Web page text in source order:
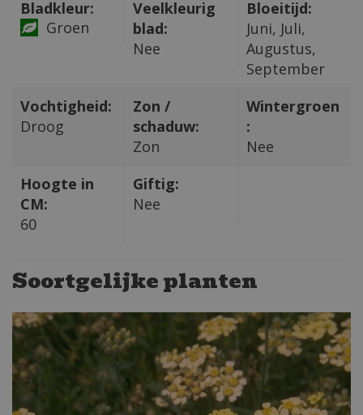
Bladkleur:
Groen
Veelkleurig
blad:
Nee
Bloeitijd:
Juni, Juli,
Augustus,
September
Vochtigheid:
Droog
Zon /
schaduw:
Zon
Wintergroen
:
Nee
Hoogte in
CM:
60
Giftig:
Nee
Soortgelijke planten